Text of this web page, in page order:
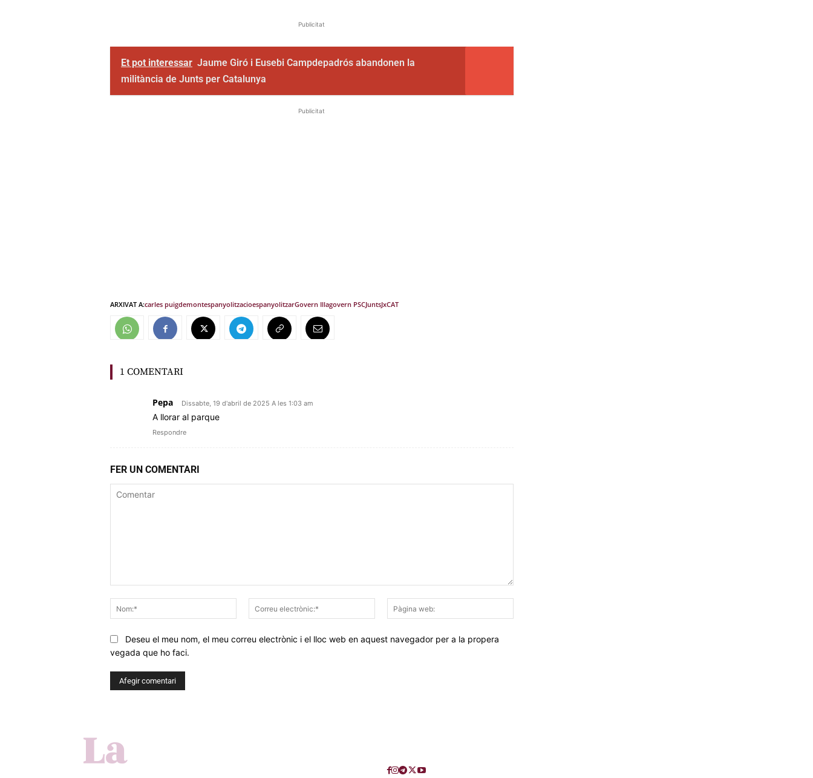
Publicitat
Et pot interessar Jaume Giró i Eusebi Campdepadrós abandonen la
militància de Junts per Catalunya
Publicitat
ARXIVAT A:carles puigdemontespanyolitzacioespanyolitzarGovern Illagovern PSCJuntsJxCAT
1 COMENTARI
Pepa Dissabte, 19 d'abril de 2025 A les 1:03 am
A llorar al parque
Respondre
FER UN COMENTARI
Nom:*
Correu
electrònic:*
web:
Deseu el meu nom, el meu correu electrònic i el lloc web en aquest navegador per a la propera
vegada que ho faci.